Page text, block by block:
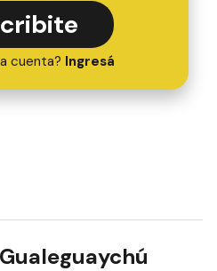
cuenta? Ingresá